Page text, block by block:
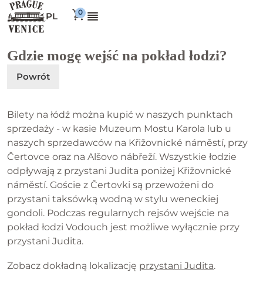
PL
Gdzie mogę wejść na pokład łodzi?
Powrót
Bilety na łódź można kupić w naszych punktach
sprzedaży - w kasie Muzeum Mostu Karola lub u
naszych sprzedawców na Křižovnické náměstí, przy
Čertovce oraz na Alšovo nábřeží. Wszystkie łodzie
odpływają z przystani Judita poniżej Křižovnické
náměstí. Goście z Čertovki są przewożeni do
przystani taksówką wodną w stylu weneckiej
gondoli. Podczas regularnych rejsów wejście na
pokład łodzi Vodouch jest możliwe wyłącznie przy
przystani Judita.
Zobacz dokładną lokalizację przystani Judita.